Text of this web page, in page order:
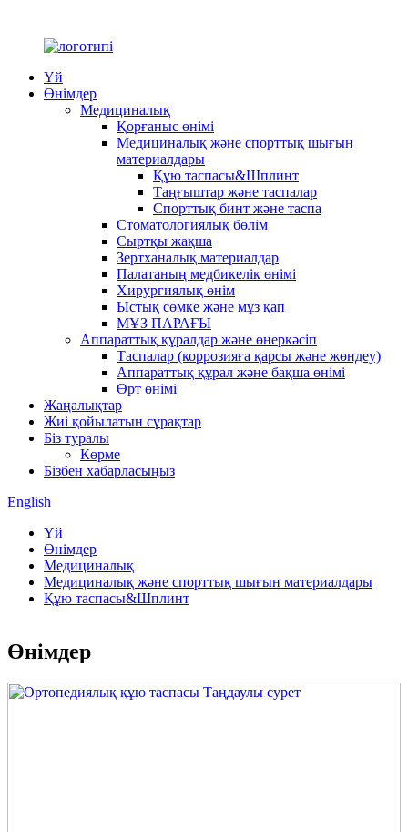
Үй
Өнімдер
Медициналық
Қорғаныс өнімі
Медициналық және спорттық шығын
материалдары
Құю таспасы&Шплинт
Таңғыштар және таспалар
Спорттық бинт және таспа
Стоматологиялық бөлім
Сыртқы жақша
Зертханалық материалдар
Палатаның медбикелік өнімі
Хирургиялық өнім
Ыстық сөмке және мұз қап
МҰЗ ПАРАҒЫ
Аппараттық құралдар және өнеркәсіп
Таспалар (коррозияға қарсы және жөндеу)
Аппараттық құрал және бақша өнімі
Өрт өнімі
Жаңалықтар
Жиі қойылатын сұрақтар
Біз туралы
Көрме
Бізбен хабарласыңыз
English
Үй
Өнімдер
Медициналық
Медициналық және спорттық шығын материалдары
Құю таспасы&Шплинт
Өнімдер